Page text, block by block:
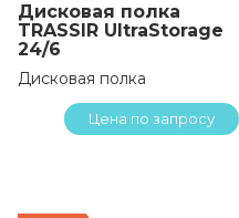
Дисковая полка
TRASSIR UltraStorage
24/6
Дисковая полка
Цена по запросу